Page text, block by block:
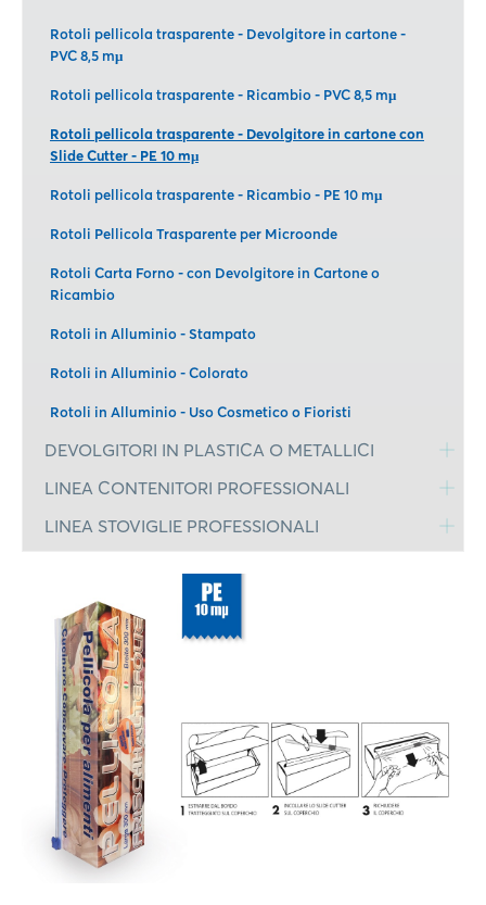
Rotoli pellicola trasparente - Devolgitore in cartone -
PVC 8,5 mμ
Rotoli pellicola trasparente - Ricambio - PVC 8,5 mμ
Rotoli pellicola trasparente - Devolgitore in cartone con
Slide Cutter - PE 10 mμ
Rotoli pellicola trasparente - Ricambio - PE 10 mμ
Rotoli Pellicola Trasparente per Microonde
Rotoli Carta Forno - con Devolgitore in Cartone o
Ricambio
Rotoli in Alluminio - Stampato
Rotoli in Alluminio - Colorato
Rotoli in Alluminio - Uso Cosmetico o Fioristi
DEVOLGITORI IN PLASTICA O METALLICI
LINEA CONTENITORI PROFESSIONALI
LINEA STOVIGLIE PROFESSIONALI